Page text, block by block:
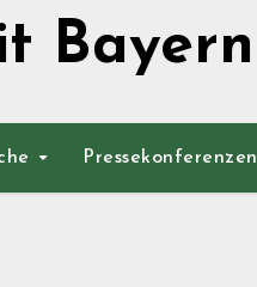
Bayern
Pressekonferenzen